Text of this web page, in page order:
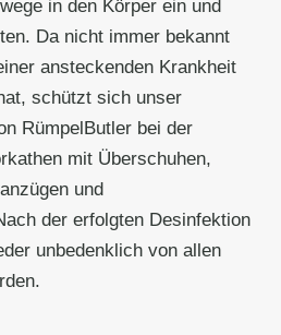
in den Körper ein und
Da nicht immer bekannt
ansteckenden Krankheit
schützt sich unser
RümpelButler bei der
mit Überschuhen,
und
der erfolgten Desinfektion
unbedenklich von allen